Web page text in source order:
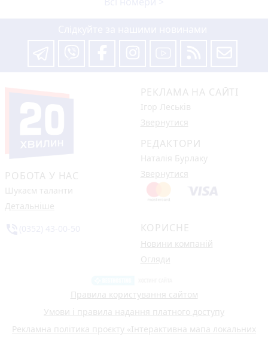
РОБОТА У НАС
Шукаєм таланти
Детальніше
РЕКЛАМА НА САЙТІ
Ігор Леськів
Звернутися
РЕДАКТОРИ
Наталія Бурлаку
Звернутися
КОРИСНЕ
Новини компаній
Огляди
Правила користування сайтом
Умови і правила надання платного доступу
Рекламна політика проєкту «Інтерактивна мапа локальних